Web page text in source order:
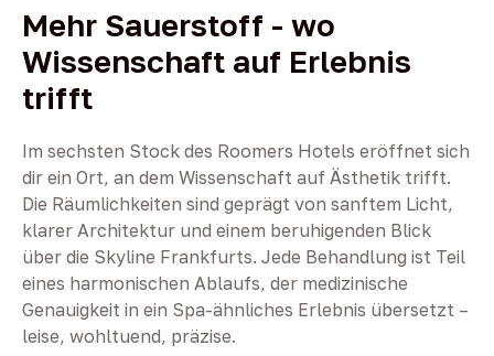
Mehr Sauerstoff - wo
Wissenschaft auf Erlebnis
trifft
Im sechsten Stock des Roomers Hotels eröffnet sich
dir ein Ort, an dem Wissenschaft auf Ästhetik trifft.
Die Räumlichkeiten sind geprägt von sanftem Licht,
klarer Architektur und einem beruhigenden Blick
über die Skyline Frankfurts. Jede Behandlung ist Teil
eines harmonischen Ablaufs, der medizinische
Genauigkeit in ein Spa-ähnliches Erlebnis übersetzt –
leise, wohltuend, präzise.